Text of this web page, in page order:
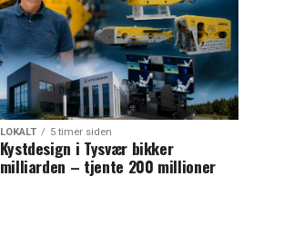
LOKALT 5 timer siden
Kystdesign i Tysvær bikker
milliarden – tjente 200 millioner